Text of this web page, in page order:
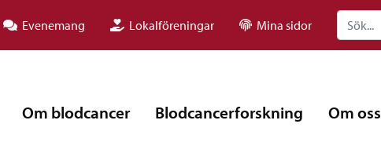
Evenemang Lokalföreningar Mina sidor
Om blodcancer Blodcancerforskning Om oss